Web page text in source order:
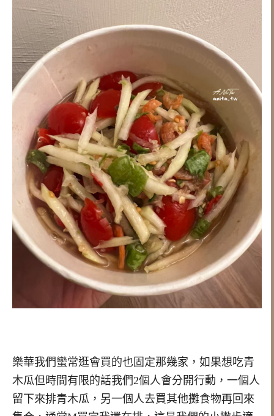
樂華我們蠻常逛會買的也固定那幾家，如果想吃青
木瓜但時間有限的話我們2個人會分開行動，一個人
留下來排青木瓜，另一個人去買其他攤食物再回來